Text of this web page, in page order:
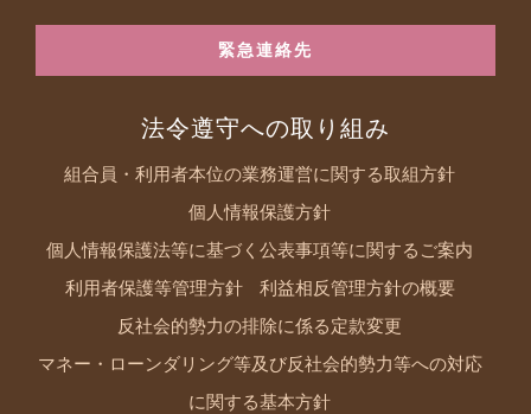
緊急連絡先
法令遵守への取り組み
組合員・利用者本位の業務運営に関する取組方針
個人情報保護方針
個人情報保護法等に基づく公表事項等に関するご案内
利用者保護等管理方針 利益相反管理方針の概要
反社会的勢力の排除に係る定款変更
マネー・ローンダリング等及び反社会的勢力等への対応
に関する基本方針